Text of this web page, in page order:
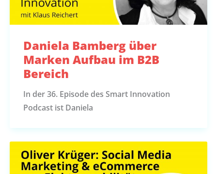
Daniela Bamberg über
Marken Aufbau im B2B
Bereich
In der 36. Episode des Smart Innovation
Podcast ist Daniela